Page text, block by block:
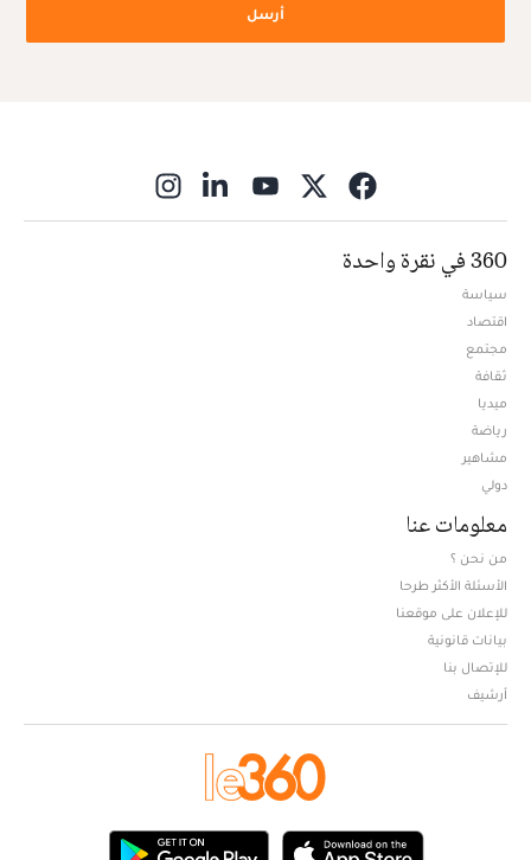
أرسل
360 في نقرة واحدة
سياسة
اقتصاد
مجتمع
ثقافة
ميديا
رياضة
مشاهير
دولي
معلومات عنا
من نحن ؟
الأسئلة الأكثر طرحا
للإعلان على موقعنا
بيانات قانونية
للإتصال بنا
أرشيف